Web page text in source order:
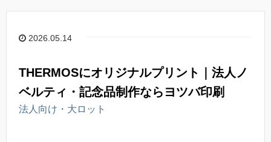
2026.05.14
THERMOSにオリジナルプリント｜法人ノ
ベルティ・記念品制作ならヨツバ印刷
法人向け・大ロット